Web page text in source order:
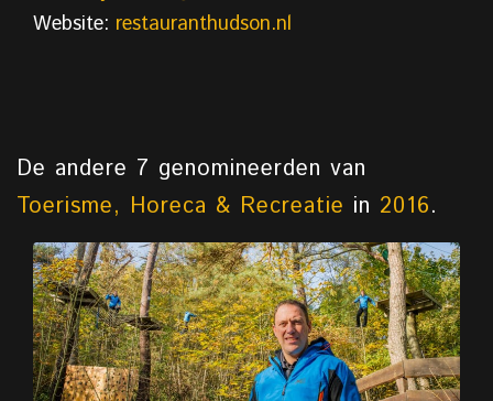
Website: restauranthudson.nl
De andere 7 genomineerden van
Toerisme, Horeca & Recreatie in 2016.